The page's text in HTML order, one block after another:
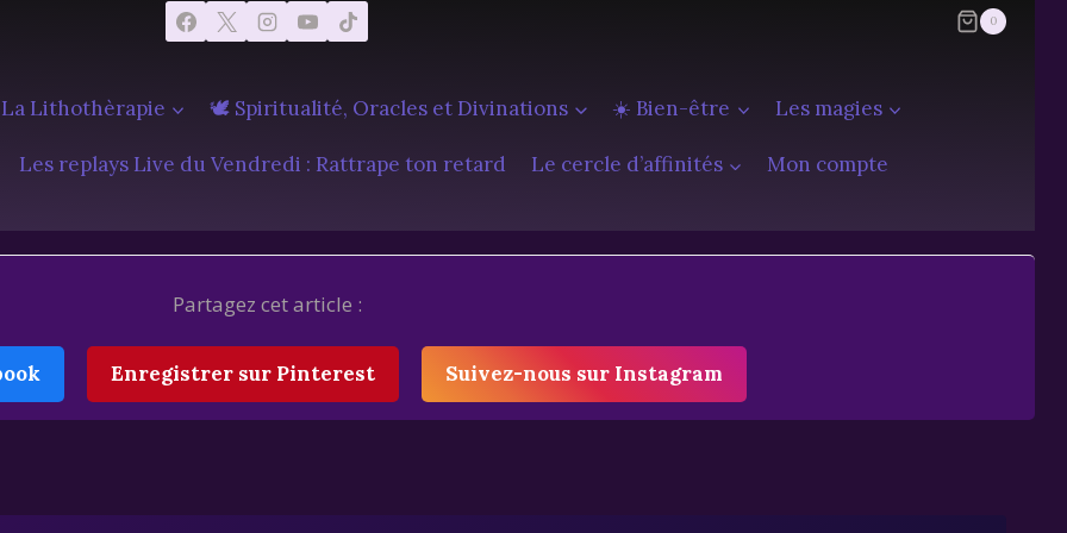
0
Lithothèrapie 🕊️ Spiritualité, Oracles et Divinations ☀️ Bien-être Les magies
Les replays Live du Vendredi : Rattrape ton retard Le cercle d’affinités Mon compte
Partagez cet article :
Enregistrer sur Pinterest Suivez-nous sur Instagram